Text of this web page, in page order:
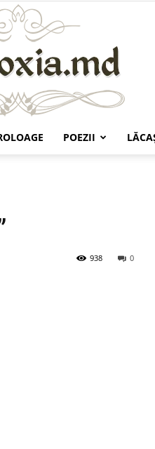
POEZII
0
938